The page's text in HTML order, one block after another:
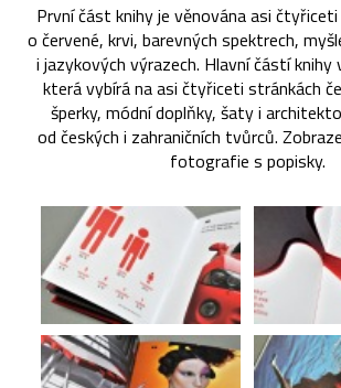
První část knihy je věnována asi
o červené, krvi, barevných spektrech,
i jazykových výrazech. Hlavní částí knihy
která vybírá na asi čtyřiceti stránkách
šperky, módní doplňky, šaty i
od českých i zahraničních tvůrců.
fotografie s popisky.